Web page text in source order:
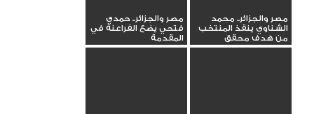
مصر والجزائر.. محمد
الشناوي ينقذ المنتخب
من هدف محقق
مصر والجزائر.. حمدي
فتحي يضع الفراعنة في
المقدمة